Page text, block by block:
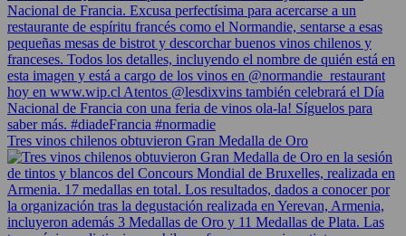
Tres vinos chilenos obtuvieron Gran Medalla de Oro